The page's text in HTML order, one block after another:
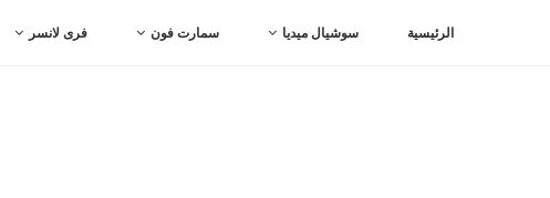
الرئيسية سوشيال ميديا سمارت فون فرى لانسر